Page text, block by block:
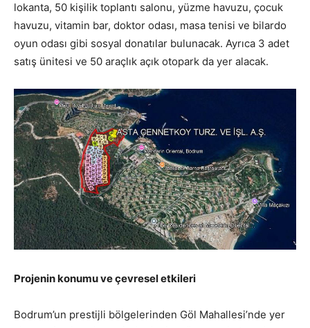
lokanta, 50 kişilik toplantı salonu, yüzme havuzu, çocuk
havuzu, vitamin bar, doktor odası, masa tenisi ve bilardo
oyun odası gibi sosyal donatılar bulunacak. Ayrıca 3 adet
satış ünitesi ve 50 araçlık açık otopark da yer alacak.
Projenin konumu ve çevresel etkileri
Bodrum’un prestijli bölgelerinden Göl Mahallesi’nde yer